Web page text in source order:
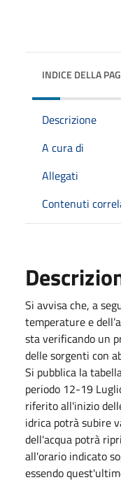
INDICE DELLA
Descrizione
A cura di
Allegati
Contenuti
Si avvisa che, a
temperature e
sta verificando un
delle sorgenti con
Si pubblica la
periodo 12-19
riferito all'inizio
idrica potrà subire
dell'acqua potrà
all'orario indicato
essendo